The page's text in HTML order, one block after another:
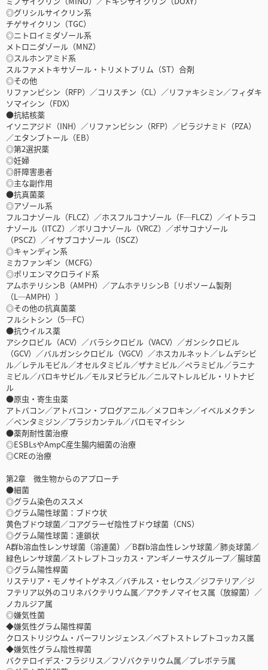
◎グリシルサイクリン系
チゲサイクリン（TGC）
◎ニトロイミダゾール系
メトロニダゾール（MNZ）
◎スルホンアミド系
スルファメトキサゾール・トリメトプリム（ST）合剤
◎その他
リファンピシン（RFP）／コリスチン（CL）／リファキシミン／フィダキ
ソマイシン（FDX）
●抗結核薬
イソニアジド（INH）／リファンピシン（RFP）／ピラジナミド（PZA）
／エタンブトール（EB）
◎第2選択薬
◎妊婦
◎肝障害患者
◎主な副作用
●抗真菌薬
◎アゾール系
フルコナゾール（FLCZ）／ホスフルコナゾール（F─FLCZ）／イトラコ
ナゾール（ITCZ）／ボリコナゾール（VRCZ）／ポサコナゾール
（PSCZ）／イサブコナゾール（ISCZ）
◎キャンディン系
ミカファンギン（MCFG）
◎ポリエンマクロライド系
アムホテリシンB（AMPH）／アムホテリシンB〔リポソーム製剤
（L─AMPH）〕
◎その他の抗真菌薬
フルシトシン（5─FC）
●抗ウイルス薬
アシクロビル（ACV）／バラシクロビル（VACV）／ガンシクロビル
（GCV）／バルガンシクロビル（VGCV）／ホスカルネット／レムデシビ
ル／レテルモビル／オセルタミビル／ザナミビル／ペラミビル／ラニナ
ミビル／バロキサビル／モルヌピラビル／ニルマトレルビル・リトナビ
ル
●原虫・寄生虫薬
アトバコン／アトバコン・プログアニル／メフロキン／イベルメクチン
／ペンタミジン／プラジカンテル／パロモマイシン
●薬剤耐性菌治療
◎ESBLsやAmpC産生腸内細菌の治療
◎CREの治療
第2章 微生物からのアプローチ
●細菌
◎グラム染色のススメ
◎グラム陽性球菌：ブドウ状
黄色ブドウ球菌／コアグラーゼ陰性ブドウ球菌（CNS）
◎グラム陽性球菌：連鎖状
A群b溶血性レンサ球菌（溶連菌）／B群b溶血性レンサ球菌／肺炎球菌／
緑色レンサ球菌／ストレプトコッカス・アンギノーサスグループ／腸球菌
◎グラム陽性桿菌
リステリア・モノサイトゲネス／バチルス・セレウス／ジフテリア／ジ
フテリア以外のコリネバクテリウム属／アクチノマイセス属（放線菌）／
ノカルジア属
◎嫌気性菌
◆嫌気性グラム陽性桿菌
クロストリジウム・パーフリンジェンス／ペプトストレプトコッカス属
◆嫌気性グラム陰性桿菌
バクテロイデス･フラジリス／フゾバクテリウム属／プレボテラ属